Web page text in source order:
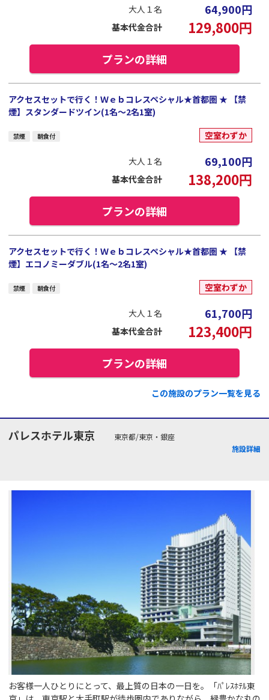
大人１名 64,900円
基本代金合計 129,800円
プランの詳細
アクセスセットで行く！Ｗｅｂコレスペシャル★首都圏 ★ 【禁
煙】スタンダードツイン(1名～2名1室)
禁煙 朝食付 空室わずか
大人１名 69,100円
基本代金合計 138,200円
プランの詳細
アクセスセットで行く！Ｗｅｂコレスペシャル★首都圏 ★ 【禁
煙】エコノミーダブル(1名～2名1室)
禁煙 朝食付 空室わずか
大人１名 61,700円
基本代金合計 123,400円
プランの詳細
この施設のプラン一覧を見る
パレスホテル東京
東京都/東京・銀座
施設詳細
お客様一人ひとりにとって、最上質の日本の一日を。「ﾊﾟﾚｽﾎﾃﾙ東